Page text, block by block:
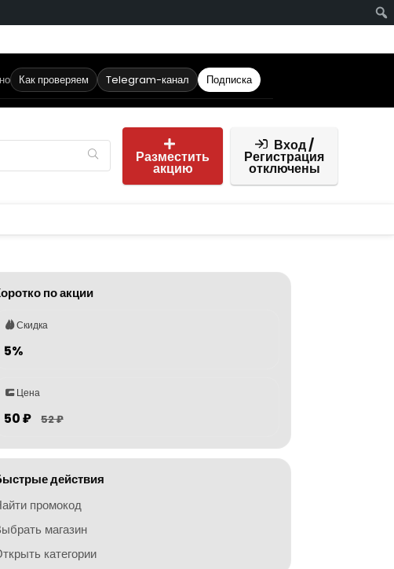
Как проверяем Telegram-канал Подписка
Разместить
акцию
Вход /
Регистрация
отключены
по акции
Скидка
5%
Цена
50 ₽ 52 ₽
действия
промокод
магазин
категории